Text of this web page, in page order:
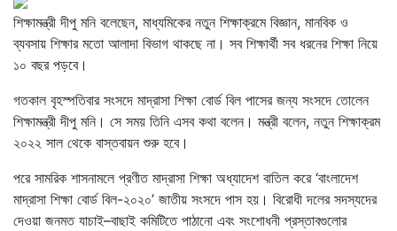
শিক্ষামন্ত্রী দীপু মনি বলেছেন, মাধ্যমিকের নতুন শিক্ষাক্রমে বিজ্ঞান, মানবিক ও
ব্যবসায় শিক্ষার মতো আলাদা বিভাগ থাকছে না। সব শিক্ষার্থী সব ধরনের শিক্ষা নিয়ে
১০ বছর পড়বে।
গতকাল বৃহস্পতিবার সংসদে মাদ্রাসা শিক্ষা বোর্ড বিল পাসের জন্য সংসদে তোলেন
শিক্ষামন্ত্রী দীপু মনি। সে সময় তিনি এসব কথা বলেন। মন্ত্রী বলেন, নতুন শিক্ষাক্রম
২০২২ সাল থেকে বাস্তবায়ন শুরু হবে।
পরে সামরিক শাসনামলে প্রণীত মাদ্রাসা শিক্ষা অধ্যাদেশ বাতিল করে ‘বাংলাদেশ
মাদ্রাসা শিক্ষা বোর্ড বিল-২০২০’ জাতীয় সংসদে পাস হয়। বিরোধী দলের সদস্যদের
দেওয়া জনমত যাচাই–বাছাই কমিটিতে পাঠানো এবং সংশোধনী প্রস্তাবগুলোর